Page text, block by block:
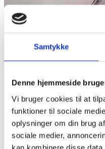
Samtykke
Denne hjemmeside
Vi bruger cookies til at
funktioner til sociale
oplysninger om din brug
sociale medier,
kan kombinere disse